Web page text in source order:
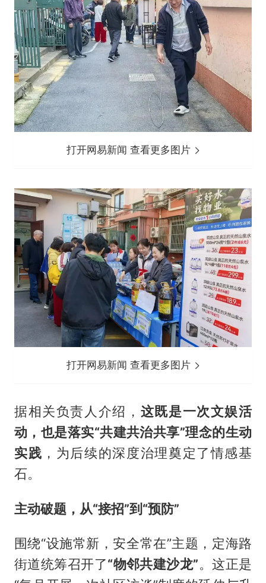
打开网易新闻 查看更多图片
打开网易新闻 查看更多图片
据相关负责人介绍， 这既是一次文娱活
动，也是落实“共建共治共享”理念的生动
实践 ，为后续的深度治理奠定了情感基
石。
主动破题，从“接招”到“预防”
围绕“设施常新，安全常在”主题，定海路
街道统筹召开了“物邻共建沙龙”。这正是